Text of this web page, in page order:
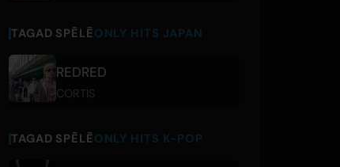
TAGAD SPĒLĒONLY HITS JAPAN
REDRED
CORTIS
TAGAD SPĒLĒONLY HITS K-POP